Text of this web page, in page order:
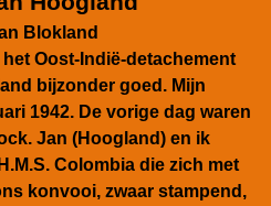
Blokland
Oost-Indië-detachement
bijzonder goed. Mijn
1942. De vorige dag waren
Jan (Hoogland) en ik
Colombia die zich met
konvooi, zwaar stampend,